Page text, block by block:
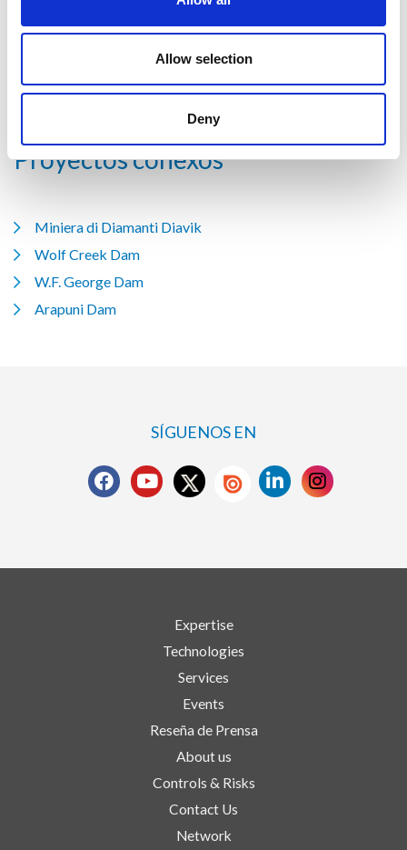
Allow selection
Deny
Jet Grouting
Mezcla profunda de suelos
Inyecciones químicas y de cemento
Proyectos conexos
Miniera di Diamanti Diavik
Wolf Creek Dam
W.F. George Dam
Arapuni Dam
SÍGUENOS EN
Expertise
Technologies
Services
Events
Reseña de Prensa
About us
Controls & Risks
Contact Us
Network